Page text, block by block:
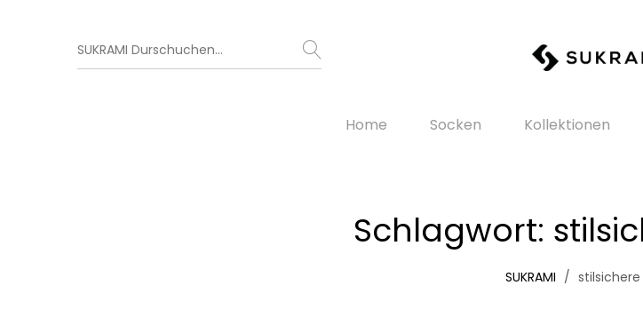
Home Socken Kollektionen
Schlagwort:
SUKRAMI stilsichere